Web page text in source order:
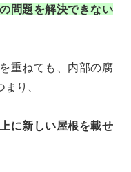
問題を解決できない
重ねても、内部の腐
り、
に新しい屋根を載せ